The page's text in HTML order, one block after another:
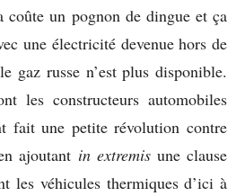
coûte un pognon de dingue et ça
une électricité devenue hors de
gaz russe n’est plus disponible.
les constructeurs automobiles
fait une petite révolution contre
ajoutant in extremisune clause
les véhicules thermiques d’ici à